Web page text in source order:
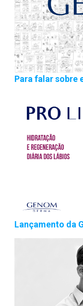
Para falar sobre
Lançamento da